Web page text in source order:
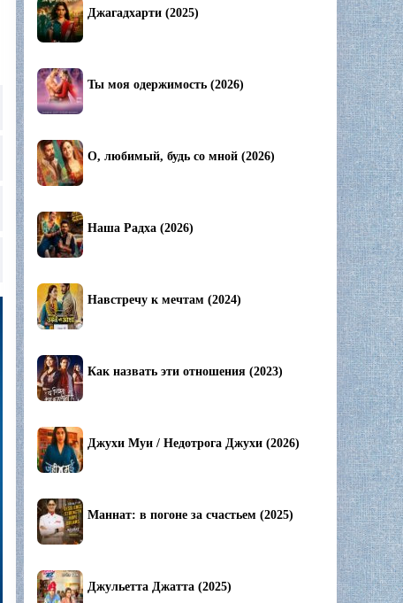
Джагадхарти (2025)
Ты моя одержимость (2026)
О, любимый, будь со мной (2026)
Наша Радха (2026)
Навстречу к мечтам (2024)
Как назвать эти отношения (2023)
Джухи Муи / Недотрога Джухи (2026)
Маннат: в погоне за счастьем (2025)
Джульетта Джатта (2025)